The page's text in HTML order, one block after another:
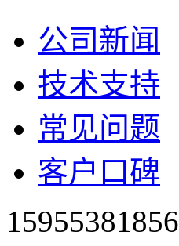
公司新闻
技术支持
常见问题
客户口碑
15955381856